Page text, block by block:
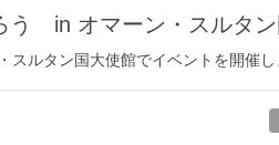
う in オマーン・スルタ
スルタン国大使館でイベントを開催し